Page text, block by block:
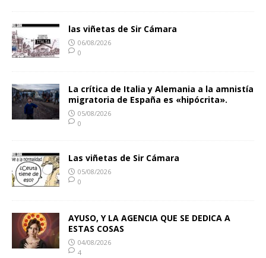
las viñetas de Sir Cámara
06/08/2026
0
La crítica de Italia y Alemania a la amnistía
migratoria de España es «hipócrita».
05/08/2026
0
Las viñetas de Sir Cámara
05/08/2026
0
AYUSO, Y LA AGENCIA QUE SE DEDICA A
ESTAS COSAS
04/08/2026
4